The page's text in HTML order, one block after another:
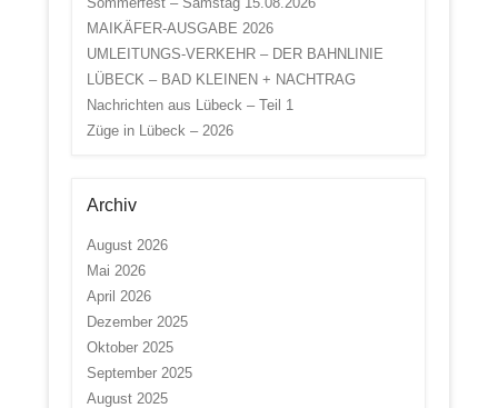
MAIKÄFER-AUSGABE 2026
UMLEITUNGS-VERKEHR – DER BAHNLINIE
LÜBECK – BAD KLEINEN + NACHTRAG
Nachrichten aus Lübeck – Teil 1
Züge in Lübeck – 2026
Archiv
August 2026
Mai 2026
April 2026
Dezember 2025
Oktober 2025
September 2025
August 2025